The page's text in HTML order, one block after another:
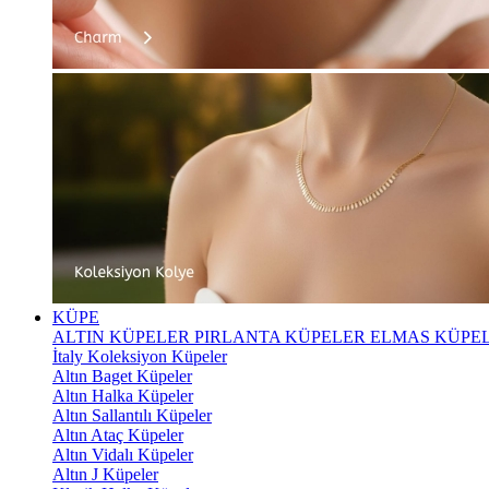
KÜPE
ALTIN KÜPELER PIRLANTA KÜPELER ELMAS
İtaly Koleksiyon Küpeler
Altın Baget Küpeler
Altın Halka Küpeler
Altın Sallantılı Küpeler
Altın Ataç Küpeler
Altın Vidalı Küpeler
Altın J Küpeler